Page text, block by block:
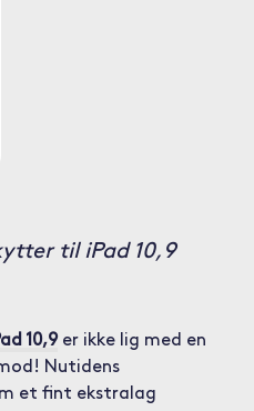
til iPad 10,9
10,9er ikke lig med en
Nutidens
et fint ekstralag